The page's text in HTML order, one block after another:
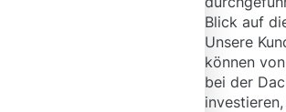
Blick auf
Unsere
können
bei der